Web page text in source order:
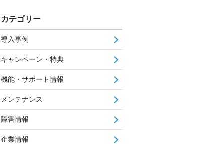
カテゴリー
導入事例
キャンペーン・特典
機能・サポート情報
メンテナンス
障害情報
企業情報